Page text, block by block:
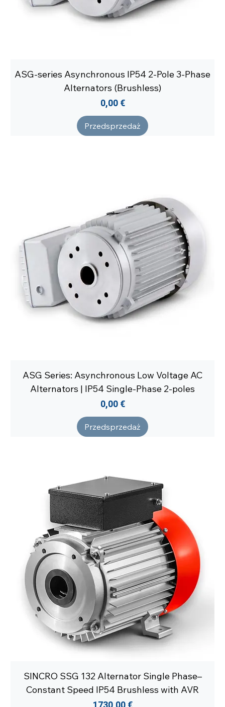
ASG-series Asynchronous IP54 2-Pole 3-Phase
Alternators (Brushless)
Cena
0,00 €
Przedsprzedaż
ASG Series: Asynchronous Low Voltage AC
Alternators | IP54 Single-Phase 2-poles
Cena
0,00 €
Przedsprzedaż
SINCRO SSG 132 Alternator Single Phase–
Constant Speed IP54 Brushless with AVR
Cena
1730,00 €